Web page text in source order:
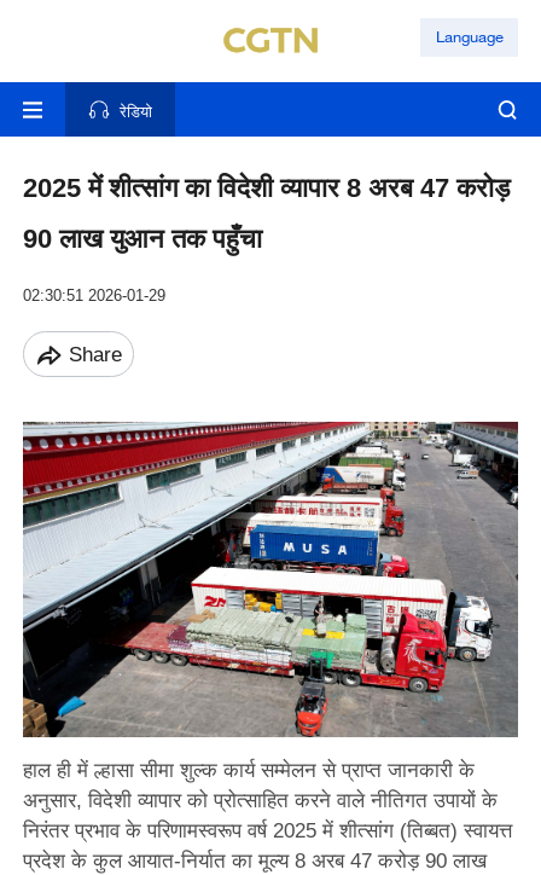
Language
रेडियो
2025 में शीत्सांग का विदेशी व्यापार 8 अरब 47 करोड़
90 लाख युआन तक पहुँचा
02:30:51 2026-01-29
Share
हाल ही में ल्हासा सीमा शुल्क कार्य सम्मेलन से प्राप्त जानकारी के
अनुसार, विदेशी व्यापार को प्रोत्साहित करने वाले नीतिगत उपायों के
निरंतर प्रभाव के परिणामस्वरूप वर्ष 2025 में शीत्सांग (तिब्बत) स्वायत्त
प्रदेश के कुल आयात-निर्यात का मूल्य 8 अरब 47 करोड़ 90 लाख